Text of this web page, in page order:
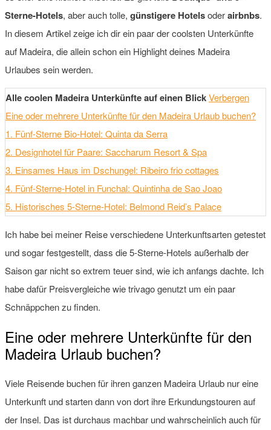
Sterne-Hotels, aber auch tolle, günstigere Hotelsoderairbnbs.
In diesem Artikel zeige ich dir ein paar der coolsten Unterkünfte
auf Madeira, die allein schon ein Highlight deines Madeira
Urlaubes sein werden.
Alle coolen Madeira Unterkünfte auf einen BlickVerbergen
Eine oder mehrere Unterkünfte für den Madeira Urlaub buchen?
1. Fünf-Sterne Bio-Hotel: Quinta da Serra
2. Designhotel für Paare: Saccharum Resort & Spa
3. Einsames Haus im Dschungel: Ribeiro frio cottages
4. Fünf-Sterne-Hotel in Funchal: Quintinha de Sao Joao
5. Historisches 5-Sterne-Hotel: Belmond Reid’s Palace
Ich habe bei meiner Reise verschiedene Unterkunftsarten getestet
und sogar festgestellt, dass die 5-Sterne-Hotels außerhalb der
Saison gar nicht so extrem teuer sind, wie ich anfangs dachte. Ich
habe dafür Preisvergleiche wie trivago genutzt um ein paar
Schnäppchen zu finden.
Eine oder mehrere Unterkünfte für den
Madeira Urlaub buchen?
Viele Reisende buchen für ihren ganzen Madeira Urlaub nur eine
Unterkunft und starten dann von dort ihre Erkundungstouren auf
der Insel. Das ist durchaus machbar und wahrscheinlich auch für